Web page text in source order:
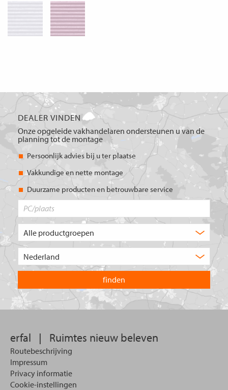
DEALER VINDEN
Onze opgeleide vakhandelaren ondersteunen u van de
planning tot de montage
Persoonlijk advies bij u ter plaatse
Vakkundige en nette montage
Duurzame producten en betrouwbare service
product
u?
land
waarin
u
wilt
zoeken.
erfal | Ruimtes nieuw beleven
Routebeschrijving
Impressum
Privacy informatie
Cookie-instellingen